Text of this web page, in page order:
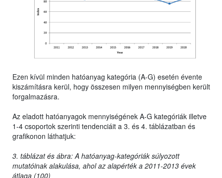
Ezen kívül minden hatóanyag kategória (A-G) esetén évente
kiszámításra kerül, hogy összesen milyen mennyiségben került
forgalmazásra.
Az eladott hatóanyagok mennyiségének A-G kategóriák illetve
1-4 csoportok szerinti tendenciáit a 3. és 4. táblázatban és
grafikonon láthatjuk:
3. táblázat és ábra: A hatóanyag-kategóriák súlyozott
mutatóinak alakulása, ahol az alapérték a 2011-2013 évek
átlaga (100)